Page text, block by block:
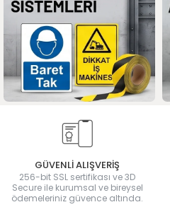
GÜVENLİ ALIŞVERİŞ
256-bit SSL sertifikası ve 3D
Secure ile kurumsal ve bireysel
ödemeleriniz güvence altında.